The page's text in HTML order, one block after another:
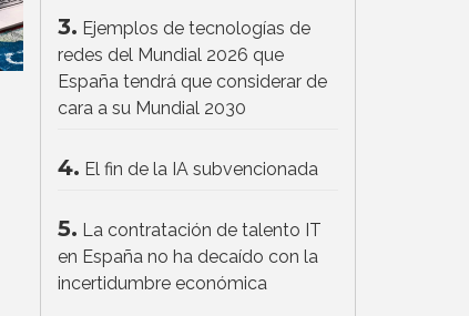
3. Ejemplos de tecnologías de
redes del Mundial 2026 que
España tendrá que considerar de
cara a su Mundial 2030
4. El fin de la IA subvencionada
5. La contratación de talento IT
en España no ha decaído con la
incertidumbre económica